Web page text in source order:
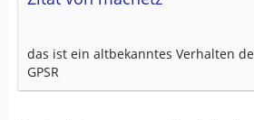
das ist ein altbekanntes Verhalten
GPSR